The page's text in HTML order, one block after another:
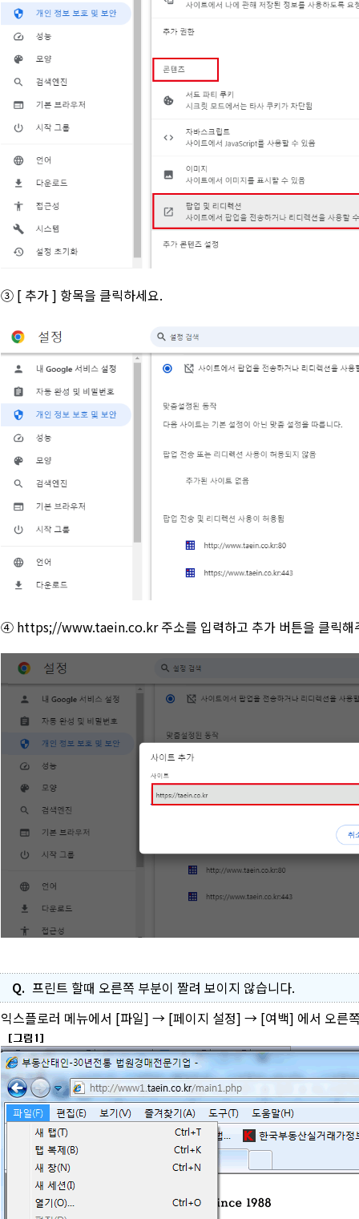
③ [ 추가 ] 항목을 클릭하세요.
④ https;//www.taein.co.kr 주소를 입력하고 추가 버튼을 클릭해
Q. 프린트 할때 오른쪽 부분이 짤려 보이지 않습니다.
익스플로러 메뉴에서 [파일] → [페이지 설정] → [여백] 에서 오른